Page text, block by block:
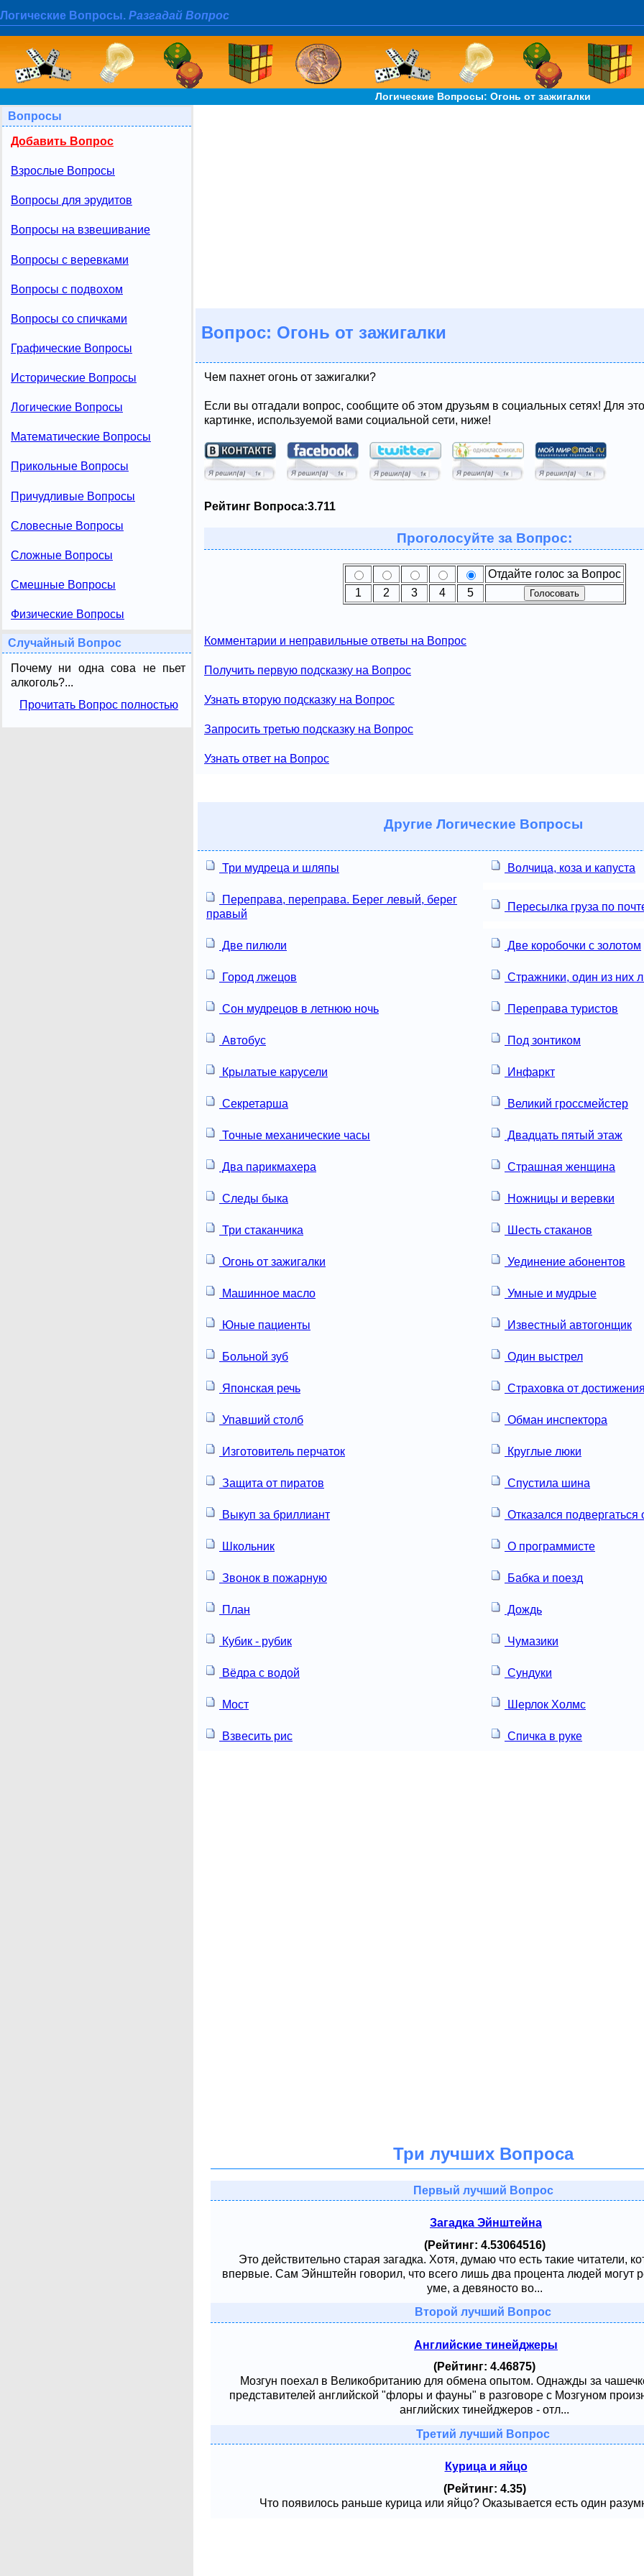
Логические Вопросы. Разгадай Вопрос
Логические Вопросы: Огонь от зажигалки
Вопросы
Добавить Вопрос
Взрослые Вопросы
Вопросы для эрудитов
Вопросы на взвешивание
Вопросы с веревками
Вопросы с подвохом
Вопросы со спичками
Графические Вопросы
Исторические Вопросы
Логические Вопросы
Математические Вопросы
Прикольные Вопросы
Причудливые Вопросы
Словесные Вопросы
Сложные Вопросы
Смешные Вопросы
Физические Вопросы
Случайный Вопрос
Почему ни одна сова не пьет
алкоголь?...
Прочитать Вопрос полностью
Вопрос: Огонь от зажигалки
Чем пахнет огонь от зажигалки?
Если вы отгадали вопрос, сообщите об этом друзьям в социальных сетях! Для
картинке, используемой вами социальной сети, ниже!
Рейтинг Вопроса:3.711
Проголосуйте за Вопрос:
Отдайте голос за Вопрос
1
2 3 4 5
Комментарии и неправильные ответы на Вопрос
Получить первую подсказку на Вопрос
Узнать вторую подсказку на Вопрос
Запросить третью подсказку на Вопрос
Узнать ответ на Вопрос
Другие Логические Вопросы
Три мудреца и шляпы Волчица, коза и капуста
Переправа, переправа. Берег левый, берег
правый
Пересылка груза по
Две пилюли Две коробочки с золотом
Город лжецов Стражники, один из них
Сон мудрецов в летнюю ночь Переправа туристов
Автобус Под зонтиком
Крылатые карусели Инфаркт
Секретарша Великий гроссмейстер
Точные механические часы Двадцать пятый этаж
Два парикмахера Страшная женщина
Следы быка Ножницы и веревки
Три стаканчика Шесть стаканов
Огонь от зажигалки Уединение абонентов
Машинное масло Умные и мудрые
Юные пациенты Известный автогонщик
Больной зуб Один выстрел
Японская речь Страховка от
Упавший столб Обман инспектора
Изготовитель перчаток Круглые люки
Защита от пиратов Спустила шина
Выкуп за бриллиант Отказался подвергаться
Школьник О программисте
Звонок в пожарную Бабка и поезд
План Дождь
Кубик - рубик Чумазики
Вёдра с водой Сундуки
Мост Шерлок Холмс
Взвесить рис Спичка в руке
Три лучших Вопроса
Первый лучший Вопрос
Загадка Эйнштейна
(Рейтинг: 4.53064516)
Это действительно старая загадка. Хотя, думаю что есть такие читатели,
впервые. Сам Эйнштейн говорил, что всего лишь два процента людей могут
уме, а девяносто во...
Второй лучший Вопрос
Английские тинейджеры
(Рейтинг: 4.46875)
Мозгун поехал в Великобританию для обмена опытом. Однажды за
представителей английской "флоры и фауны" в разговоре с Мозгуном
английских тинейджеров - отл...
Третий лучший Вопрос
Курица и яйцо
(Рейтинг: 4.35)
Что появилось раньше курица или яйцо? Оказывается есть один